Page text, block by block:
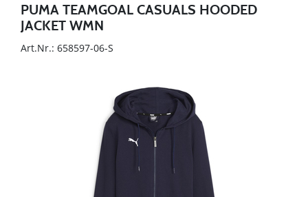
PUMA TEAMGOAL CASUALS HOODED
JACKET WMN
Art.Nr.: 658597-06-S